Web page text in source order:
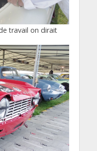
travail on dirait